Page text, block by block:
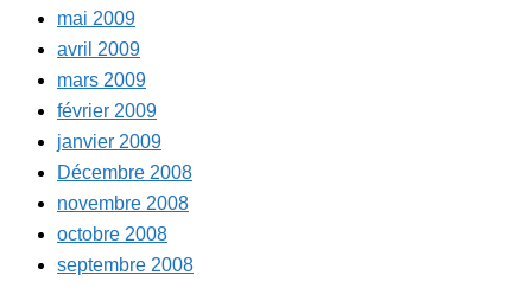
mai 2009
avril 2009
mars 2009
février 2009
janvier 2009
Décembre 2008
novembre 2008
octobre 2008
septembre 2008